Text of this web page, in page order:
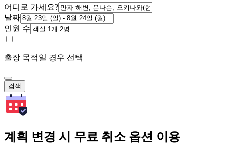
어디로 가세요?
날짜
인원 수
출장 목적일 경우 선택
검색
계획 변경 시 무료 취소 옵션 이용